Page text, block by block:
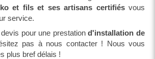
et fils et ses artisans certifiésvous
service.
pour une prestationd'installation de
pas à nous contacter ! Nous vous
plus bref délais !